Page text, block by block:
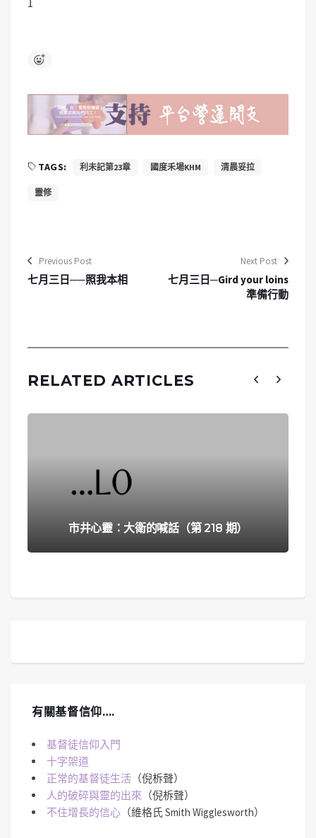
TAGS: 利未記第23章 國度禾場KHM 清晨妥拉
靈修
Previous Post
七月三日──照我本相
Next Post
七月三日─Gird your loins
準備行動
RELATED ARTICLES
市井心靈：大衛的喊話（第 218 期）
有關基督信仰….
基督徒信仰入門
十字架道
正常的基督徒生活 （倪柝聲）
人的破碎與靈的出來 （倪柝聲）
不住增長的信心 （維格氏 Smith Wigglesworth）